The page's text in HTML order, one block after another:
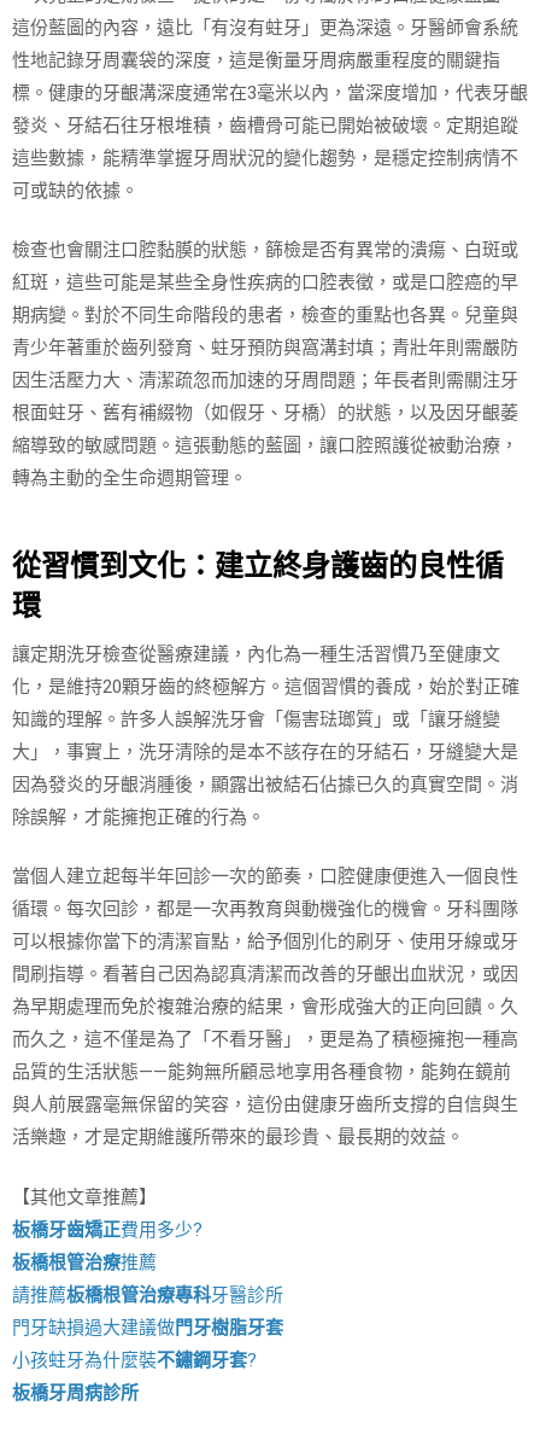
這份藍圖的內容，遠比「有沒有蛀牙」更為深遠。牙醫師會系統
性地記錄牙周囊袋的深度，這是衡量牙周病嚴重程度的關鍵指
標。健康的牙齦溝深度通常在3毫米以內，當深度增加，代表牙齦
發炎、牙結石往牙根堆積，齒槽骨可能已開始被破壞。定期追蹤
這些數據，能精準掌握牙周狀況的變化趨勢，是穩定控制病情不
可或缺的依據。
檢查也會關注口腔黏膜的狀態，篩檢是否有異常的潰瘍、白斑或
紅斑，這些可能是某些全身性疾病的口腔表徵，或是口腔癌的早
期病變。對於不同生命階段的患者，檢查的重點也各異。兒童與
青少年著重於齒列發育、蛀牙預防與窩溝封填；青壯年則需嚴防
因生活壓力大、清潔疏忽而加速的牙周問題；年長者則需關注牙
根面蛀牙、舊有補綴物（如假牙、牙橋）的狀態，以及因牙齦萎
縮導致的敏感問題。這張動態的藍圖，讓口腔照護從被動治療，
轉為主動的全生命週期管理。
從習慣到文化：建立終身護齒的良性循
環
讓定期洗牙檢查從醫療建議，內化為一種生活習慣乃至健康文
化，是維持20顆牙齒的終極解方。這個習慣的養成，始於對正確
知識的理解。許多人誤解洗牙會「傷害琺瑯質」或「讓牙縫變
大」，事實上，洗牙清除的是本不該存在的牙結石，牙縫變大是
因為發炎的牙齦消腫後，顯露出被結石佔據已久的真實空間。消
除誤解，才能擁抱正確的行為。
當個人建立起每半年回診一次的節奏，口腔健康便進入一個良性
循環。每次回診，都是一次再教育與動機強化的機會。牙科團隊
可以根據你當下的清潔盲點，給予個別化的刷牙、使用牙線或牙
間刷指導。看著自己因為認真清潔而改善的牙齦出血狀況，或因
為早期處理而免於複雜治療的結果，會形成強大的正向回饋。久
而久之，這不僅是為了「不看牙醫」，更是為了積極擁抱一種高
品質的生活狀態——能夠無所顧忌地享用各種食物，能夠在鏡前
與人前展露毫無保留的笑容，這份由健康牙齒所支撐的自信與生
活樂趣，才是定期維護所帶來的最珍貴、最長期的效益。
【其他文章推薦】
板橋牙齒矯正費用多少?
板橋根管治療推薦
請推薦板橋根管治療專科牙醫診所
門牙缺損過大建議做門牙樹脂牙套
小孩蛀牙為什麼裝不鏽鋼牙套?
板橋牙周病診所